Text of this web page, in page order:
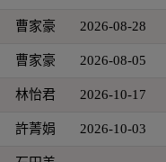
曹家豪 2026-08-28
曹家豪 2026-08-05
林怡君 2026-10-17
許菁娟 2026-10-03